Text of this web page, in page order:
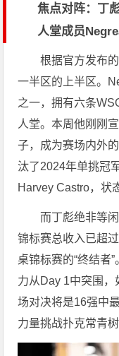
焦点对阵：丁
人堂成员
根据官方发布
一半区的上半区。
之一，拥有六条
人堂。本周他刚刚
子，成为赛场内外
汰了2024年单挑冠
Harvey Castro，状
而丁彪绝非等
锦标赛总收入已超过
桌锦标赛的“终结者
力从Day 1中突围，
场对决将是16强中
力量挑战扑克常青树